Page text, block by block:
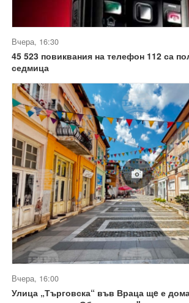
Вчера, 16:30
45 523 повиквания на телефон 112 са
седмица
Вчера, 16:00
Улица „Търговска“ във Враца щe е